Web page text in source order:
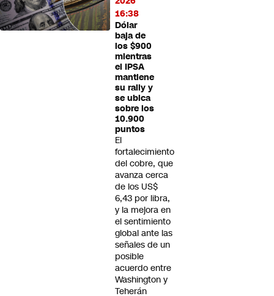
16:38
Dólar
baja de
los $900
mientras
el IPSA
mantiene
su rally y
se ubica
sobre los
10.900
puntos
El
fortalecimiento
del cobre, que
avanza cerca
de los US$
6,43 por libra,
y la mejora en
el sentimiento
global ante las
señales de un
posible
acuerdo entre
Washington y
Teherán